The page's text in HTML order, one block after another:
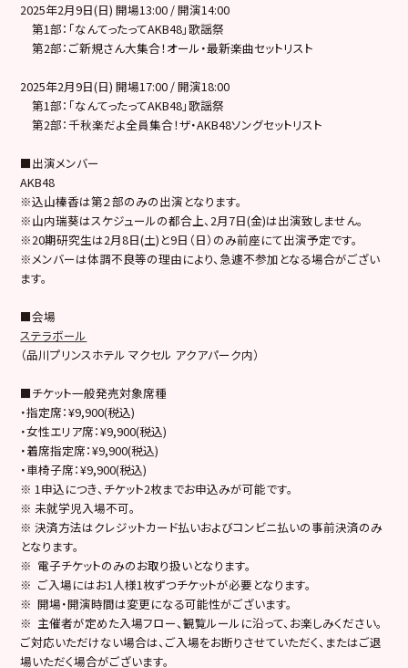
2025年2月9日(日) 開場13:00 / 開演14:00
第1部：「なんてったってAKB48」歌謡祭
第2部：ご新規さん大集合！オール・最新楽曲セットリスト
2025年2月9日(日) 開場17:00 / 開演18:00
第1部：「なんてったってAKB48」歌謡祭
第2部：千秋楽だよ全員集合！ザ・AKB48ソングセットリスト
■出演メンバー
AKB48
※込山榛香は第２部のみの出演となります。
※山内瑞葵はスケジュールの都合上、2月7日(金)は出演致しません。
※20期研究生は2月8日(土)と9日（日）のみ前座にて出演予定です。
※メンバーは体調不良等の理由により、急遽不参加となる場合がござい
ます。
■会場
ステラボール
（品川プリンスホテル マクセル アクアパーク内）
■チケット一般発売対象席種
・指定席：¥9,900(税込)
・女性エリア席：¥9,900(税込)
・着席指定席：¥9,900(税込)
・車椅子席：¥9,900(税込)
※ 1申込につき、チケット2枚までお申込みが可能です。
※ 未就学児入場不可。
※ 決済方法はクレジットカード払いおよびコンビニ払いの事前決済のみ
となります。
※ 電子チケットのみのお取り扱いとなります。
※ ご入場にはお1人様1枚ずつチケットが必要となります。
※ 開場・開演時間は変更になる可能性がございます。
※ 主催者が定めた入場フロー、観覧ルールに沿って、お楽しみください。
ご対応いただけない場合は、ご入場をお断りさせていただく、またはご退
場いただく場合がございます。